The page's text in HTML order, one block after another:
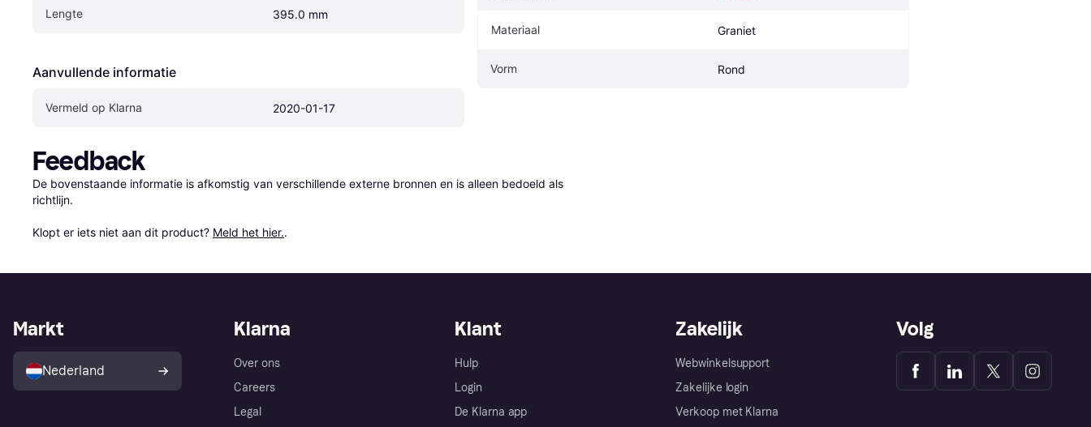
Lengte 395.0 mm
Aanvullende informatie
Vermeld op Klarna 2020-01-17
Materiaal Graniet
Vorm Rond
Feedback
De bovenstaande informatie is afkomstig van verschillende externe bronnen en is alleen bedoeld als
richtlijn.
Klopt er iets niet aan dit product? Meld het hier..
Klarna
Over ons
Careers
Legal
Klant
Hulp
Login
De Klarna app
Zakelijk
Webwinkelsupport
Zakelijke login
Verkoop met Klarna
Markt
Nederland
Volg